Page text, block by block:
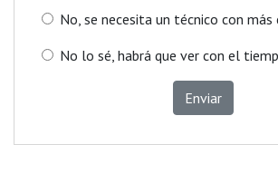
No, se necesita un técnico con más
No lo sé, habrá que ver con el
Enviar